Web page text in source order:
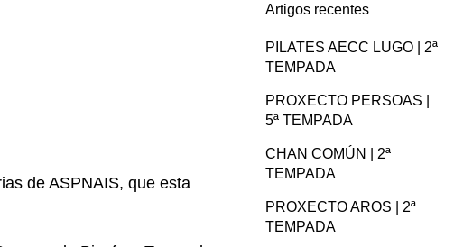
de ASPNAIS, que esta
Artigos recentes
PILATES AECC LUGO | 2ª
TEMPADA
PROXECTO PERSOAS |
5ª TEMPADA
CHAN COMÚN | 2ª
TEMPADA
PROXECTO AROS | 2ª
TEMPADA